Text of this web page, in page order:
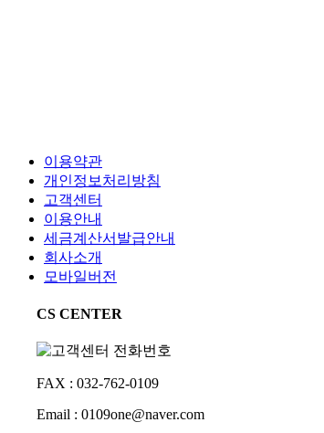
이용약관
개인정보처리방침
고객센터
이용안내
세금계산서발급안내
회사소개
모바일버전
CS CENTER
FAX : 032-762-0109
Email : 0109one@naver.com